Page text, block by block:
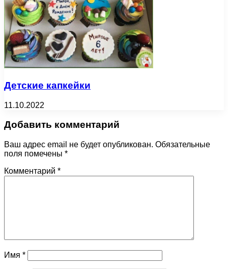
Детские капкейки
11.10.2022
Добавить комментарий
Ваш адрес email не будет опубликован. Обязательные
поля помечены *
Комментарий *
Имя *